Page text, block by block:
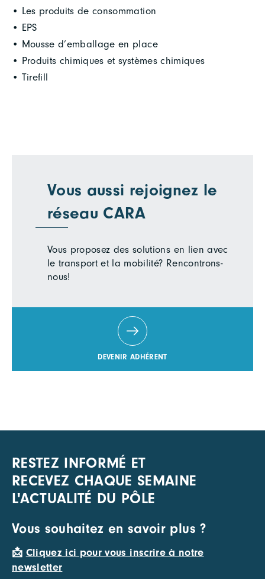
• Les produits de consommation
• EPS
• Mousse d’emballage en place
• Produits chimiques et systèmes chimiques
• Tirefill
Vous aussi rejoignez le
réseau CARA
Vous proposez des solutions en lien avec
le transport et la mobilité? Rencontrons-
nous!
DEVENIR ADHÉRENT
RESTEZ INFORMÉ ET
RECEVEZ CHAQUE SEMAINE
L'ACTUALITÉ DU PÔLE
Vous souhaitez en savoir plus ?
📩 Cliquez ici pour vous inscrire à notre
newsletter